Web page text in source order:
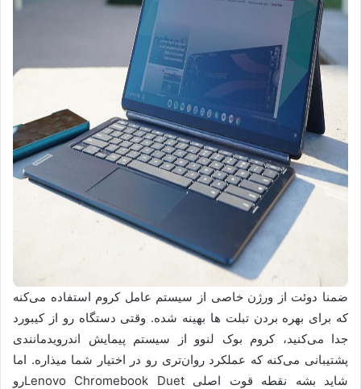
ضمنا دوئت از ورژن خاصی از سیستم عامل کروم استفاده می‌کنه
که برای بهره بردن تبلت ها بهینه شده. وقتی دستگاه رو از کیبورد
جدا می‌کنید، کروم بوک لنوو از سیستم پیمایش اندرویدمانندی
پشتیبانی می‌کنه که عملکرد روان‌تری رو در اختیار شما میذاره. اما
شاید بشه نقطه قوت اصلی Lenovo Chromebook Duetرو